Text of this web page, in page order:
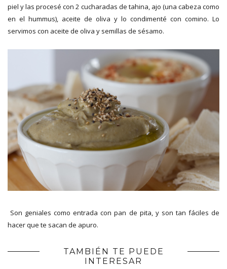
piel y las procesé con 2 cucharadas de tahina, ajo (una cabeza como
en el hummus), aceite de oliva y lo condimenté con comino. Lo
servimos con aceite de oliva y semillas de sésamo.
Son geniales como entrada con pan de pita, y son tan fáciles de
hacer que te sacan de apuro.
TAMBIÉN TE PUEDE
INTERESAR